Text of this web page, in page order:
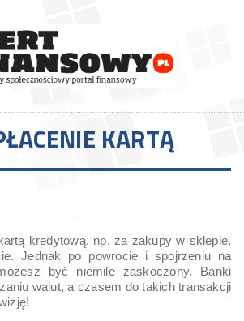
KARTĄ
kredytową, np. za zakupy w sklepie,
Jednak po powrocie i spojrzeniu na
być niemile zaskoczony. Banki
walut, a czasem do takich transakcji